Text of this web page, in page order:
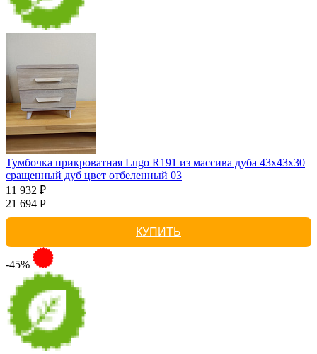
Тумбочка прикроватная Lugo R191 из массива дуба 43х43х30
сращенный дуб цвет отбеленный 03
11 932 ₽
21 694 Р
КУПИТЬ
-45%